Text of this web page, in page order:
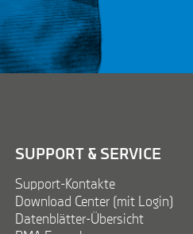
SUPPORT & SERVICE
Support-Kontakte
Download Center (mit Login)
Datenblätter-Übersicht